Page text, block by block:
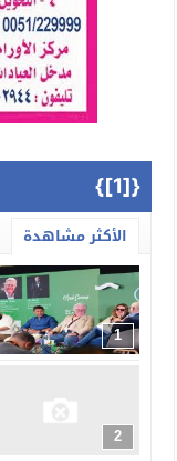
{[1]}
الأكثر مشاهدة
1
2